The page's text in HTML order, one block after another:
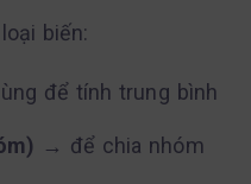
biến:
để tính trung bình
→ để chia nhóm